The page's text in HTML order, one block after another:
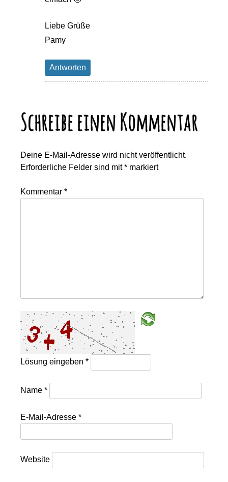
Liebe Grüße
Pamy
Antworten
Schreibe einen Kommentar
Deine E-Mail-Adresse wird nicht veröffentlicht.
Erforderliche Felder sind mit* markiert
Kommentar*
Lösung eingeben*
Name*
E-Mail-Adresse*
Website